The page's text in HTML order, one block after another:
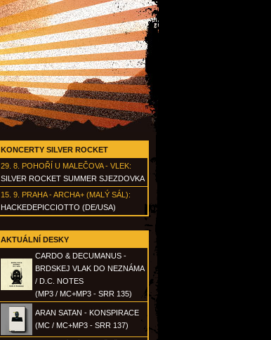
KONCERTY SILVER ROCKET
29. 8. POHOŘÍ U MALEČOVA - VLEK:
SILVER ROCKET SUMMER SJEZDOVKA
15. 9. PRAHA - ARCHA+ (MALÝ SÁL):
HACKEDEPICCIOTTO (DE/USA)
AKTUÁLNÍ DESKY
CARDO & DECUMANUS -
BRDSKEJ VLAK DO NEZNÁMA
/ D.C. NOTES
(MP3 / MC+MP3 - SRR 135)
ARAN SATAN - KONSPIRACE
(MC / MC+MP3 - SRR 137)